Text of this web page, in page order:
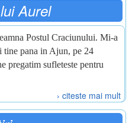
Aurel
Postul Craciunului. Mi-a
tine pana in Ajun, pe 24
pregatim sufleteste pentru
› citeste mai mult